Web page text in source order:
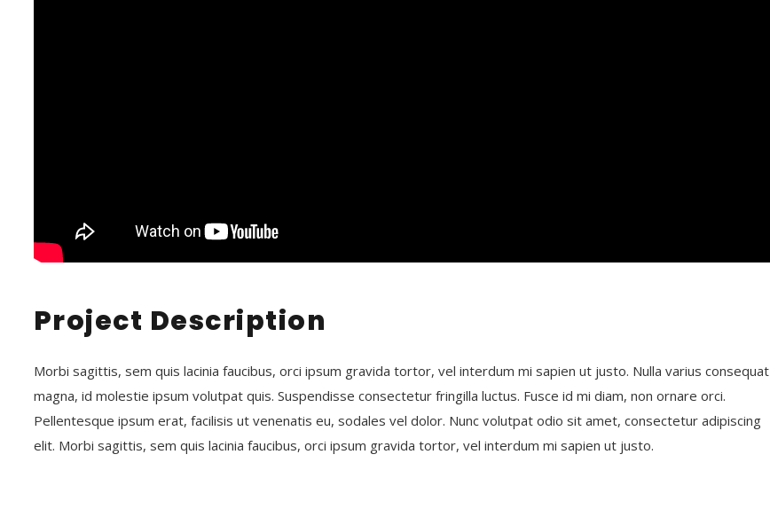
Project Description
Morbi sagittis, sem quis lacinia faucibus, orci ipsum gravida tortor, vel interdum mi sapien ut justo. Nulla varius consequat
magna, id molestie ipsum volutpat quis. Suspendisse consectetur fringilla luctus. Fusce id mi diam, non ornare orci.
Pellentesque ipsum erat, facilisis ut venenatis eu, sodales vel dolor. Nunc volutpat odio sit amet, consectetur adipiscing
elit. Morbi sagittis, sem quis lacinia faucibus, orci ipsum gravida tortor, vel interdum mi sapien ut justo.